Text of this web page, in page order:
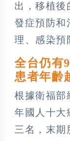
出，移植後
發症預防和
理、感染預
全台仍有
患者年齡
根據衛福部
年國人十大
三名，末期